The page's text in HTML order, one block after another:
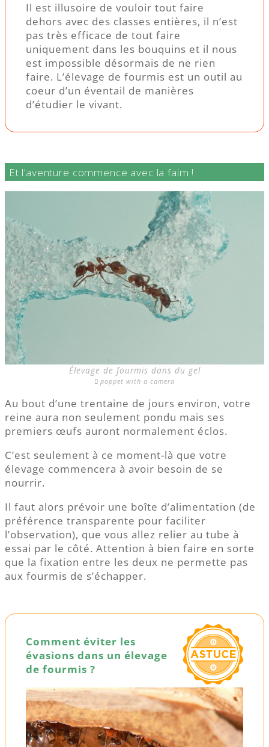
Il est illusoire de vouloir tout faire
dehors avec des classes entières, il n’est
pas très efficace de tout faire
uniquement dans les bouquins et il nous
est impossible désormais de ne rien
faire. L’élevage de fourmis est un outil au
coeur d’un éventail de manières
d’étudier le vivant.
Et l’aventure commence avec la faim !
Élevage de fourmis dans du gel
poppet with a camera
Au bout d’une trentaine de jours environ, votre
reine aura non seulement pondu mais ses
premiers œufs auront normalement éclos.
C’est seulement à ce moment-là que votre
élevage commencera à avoir besoin de se
nourrir.
Il faut alors prévoir une boîte d’alimentation (de
préférence transparente pour faciliter
l’observation), que vous allez relier au tube à
essai par le côté. Attention à bien faire en sorte
que la fixation entre les deux ne permette pas
aux fourmis de s’échapper.
Comment éviter les
évasions dans un élevage
de fourmis ?